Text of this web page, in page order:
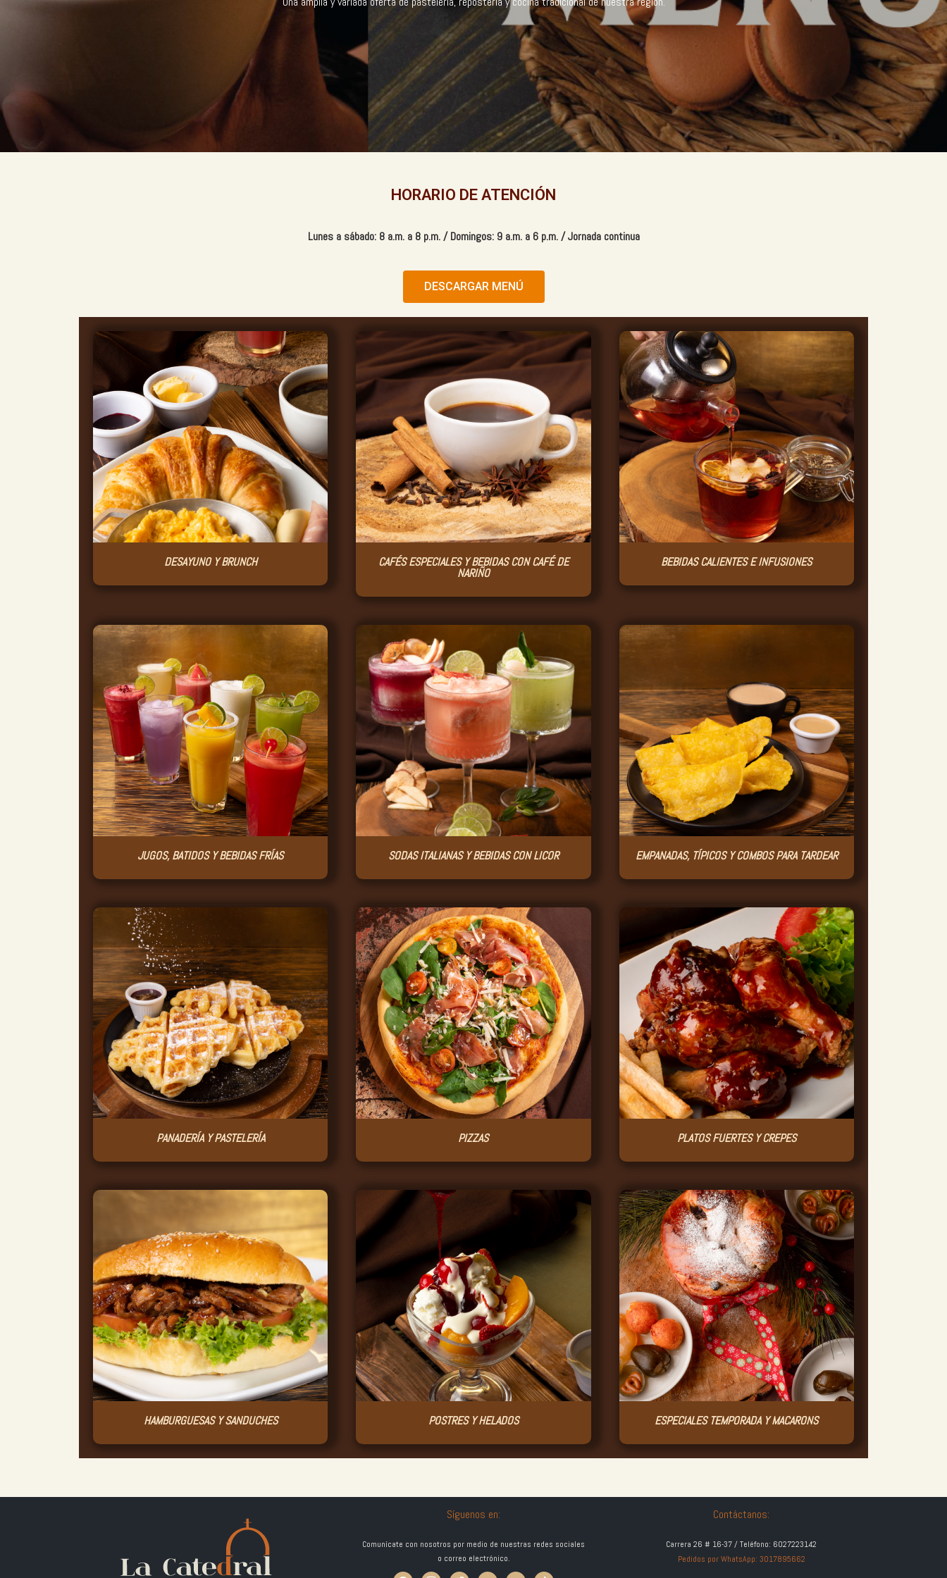
HORARIO DE ATENCIÓN
Lunes a sábado: 8 a.m. a 8 p.m. / Domingos: 9 a.m. a 6 p.m. /Jornada continua
DESCARGAR MENÚ
DESAYUNO Y BRUNCH CAFÉS ESPECIALES Y BEBIDAS CON CAFÉ DE
NARIÑO
BEBIDAS CALIENTES E INFUSIONES
JUGOS, BATIDOS Y BEBIDAS FRÍAS SODAS ITALIANAS Y BEBIDAS CON LICOR EMPANADAS, TÍPICOS Y COMBOS PARA TARDEAR
PANADERÍA Y PASTELERÍA PIZZAS PLATOS FUERTES Y CREPES
HAMBURGUESAS Y SANDUCHES POSTRES Y HELADOS ESPECIALES TEMPORADA Y MACARONS
Síguenos en:
Comunícate con nosotros por medio de nuestras redes sociales
o correo electrónico.
Contáctanos:
Carrera 26 # 16-37 / Teléfono: 6027223142
Pedidos por WhatsApp: 3017895662